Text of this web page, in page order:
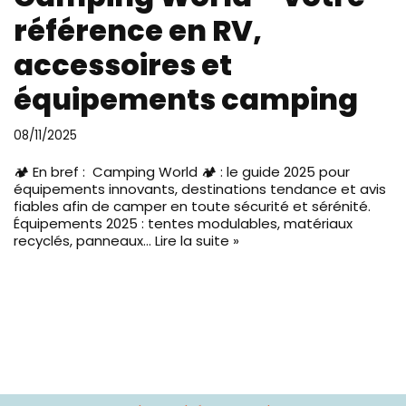
référence en RV,
accessoires et
équipements camping
08/11/2025
🏕️ En bref : Camping World 🏕️ : le guide 2025 pour
équipements innovants, destinations tendance et avis
fiables afin de camper en toute sécurité et sérénité.
Équipements 2025 : tentes modulables, matériaux
recyclés, panneaux… Lire la suite »